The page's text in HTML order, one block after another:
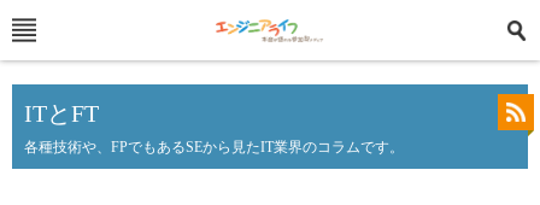
ITとFT
各種技術や、FPでもあるSEから見たIT業界のコラムです。